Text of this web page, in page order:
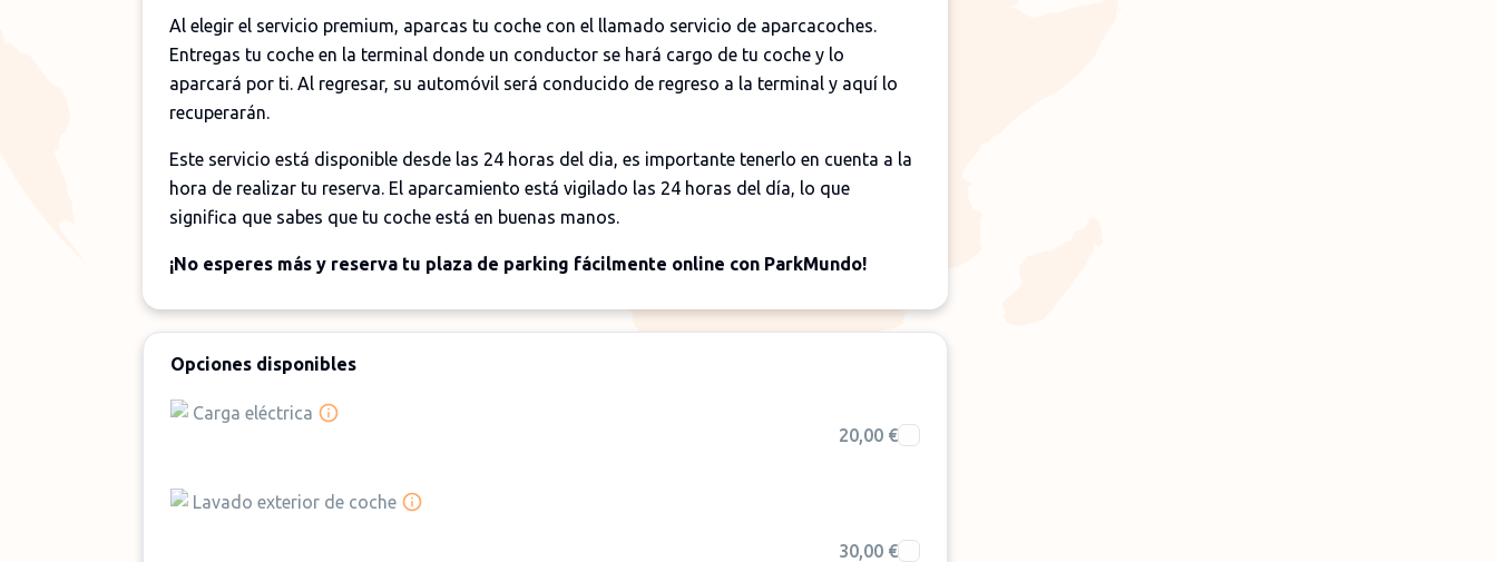
Al elegir el servicio premium, aparcas tu coche con el llamado servicio de aparcacoches.
Entregas tu coche en la terminal donde un conductor se hará cargo de tu coche y lo
aparcará por ti. Al regresar, su automóvil será conducido de regreso a la terminal y aquí lo
recuperarán.
Este servicio está disponible desde las 24 horas del dia, es importante tenerlo en cuenta a la
hora de realizar tu reserva. El aparcamiento está vigilado las 24 horas del día, lo que
significa que sabes que tu coche está en buenas manos.
¡No esperes más y reserva tu plaza de parking fácilmente online con ParkMundo!
Opciones disponibles
Carga eléctrica
20,00 €
Lavado exterior de coche
30,00 €